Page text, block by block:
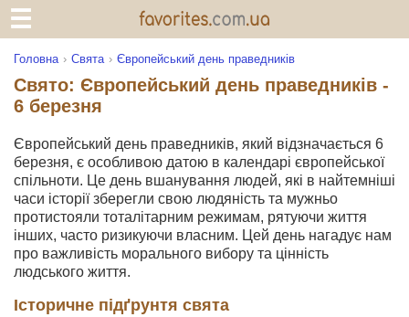
Головна Свята Європейський день праведників
Свято: Європейський день праведників -
6 березня
Європейський день праведників, який відзначається 6
березня, є особливою датою в календарі європейської
спільноти. Це день вшанування людей, які в найтемніші
часи історії зберегли свою людяність та мужньо
протистояли тоталітарним режимам, рятуючи життя
інших, часто ризикуючи власним. Цей день нагадує нам
про важливість морального вибору та цінність
людського життя.
Історичне підґрунтя свята